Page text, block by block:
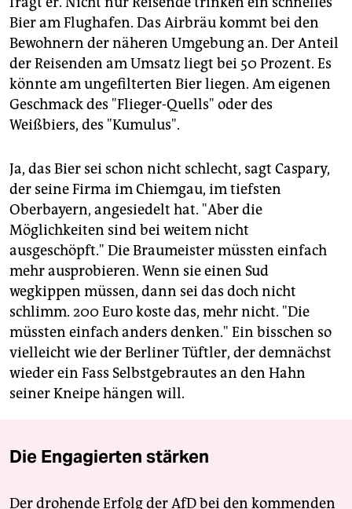
Bier am Flughafen. Das Airbräu kommt bei den
Bewohnern der näheren Umgebung an. Der Anteil
der Reisenden am Umsatz liegt bei 50 Prozent. Es
könnte am ungefilterten Bier liegen. Am eigenen
Geschmack des "Flieger-Quells" oder des
Weißbiers, des "Kumulus".
Ja, das Bier sei schon nicht schlecht, sagt Caspary,
der seine Firma im Chiemgau, im tiefsten
Oberbayern, angesiedelt hat. "Aber die
Möglichkeiten sind bei weitem nicht
ausgeschöpft." Die Braumeister müssten einfach
mehr ausprobieren. Wenn sie einen Sud
wegkippen müssen, dann sei das doch nicht
schlimm. 200 Euro koste das, mehr nicht. "Die
müssten einfach anders denken." Ein bisschen so
vielleicht wie der Berliner Tüftler, der demnächst
wieder ein Fass Selbstgebrautes an den Hahn
seiner Kneipe hängen will.
Die Engagierten stärken
Der drohende Erfolg der AfD bei den kommenden